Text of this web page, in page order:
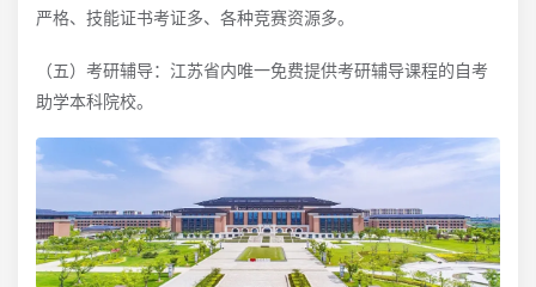
严格、技能证书考证多、各种竞赛资源多。
（五）考研辅导：江苏省内唯一免费提供考研辅导课程的自考
助学本科院校。